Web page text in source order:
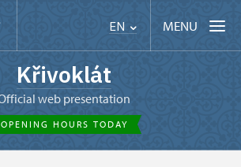
EN MENU
Křivoklát
Official web presentation
OPENING HOURS TODAY